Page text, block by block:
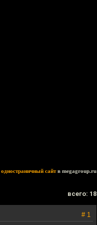
одностраничный сайтв megagroup.ru
всего: 18
# 1